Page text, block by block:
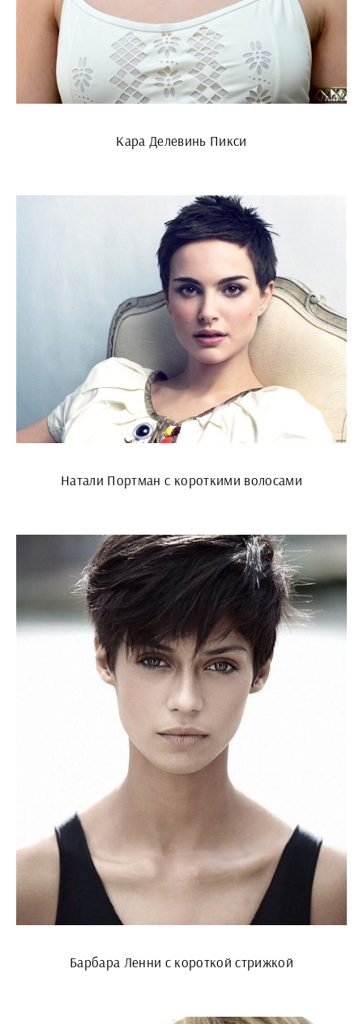
Кара Делевинь Пикси
Натали Портман с короткими волосами
Барбара Ленни с короткой стрижкой